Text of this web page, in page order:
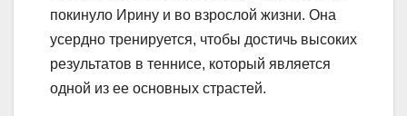
покинуло Ирину и во взрослой жизни. Она
усердно тренируется, чтобы достичь высоких
результатов в теннисе, который является
одной из ее основных страстей.